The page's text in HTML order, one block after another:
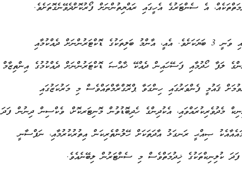
އެ ސެންޓަރުގެ އެހީގައި ރައްޔިތުންނަށް ފޯރުކޮށްދެވޭނެގޮތަށެވެ.
މި ސެންޓަރުގެ ޚިދުމަތް މައިގަނޑު ގޮތެއްގައި ބެހިފައި ވަނީ 3 ބަޔަކަށެވެ. އެއީ، އާންމު ބަލިތަކުގެ ޑޮކްޓަރުންނަށް ދެއްކުމާއި
ލަފާ ހޯދުމާއި ފަސޭހައިން ދެއްކޭ ޚާއްޞަ ޑޮކްޓަރުންނަށް ދެއްކުމުގެ އިންތިޒާމް
ޤައުމީ ފެންވަރުގައި ހިންގަވާ ޕްރޮގްރާމްތައްވެސް މި މަރުކަޒުގައި
މެދުވެރިކުރައްވައި، އެކުދިންގެ ހެދިބޮޑުވުން މޮނިޓަރކޮށް، ވެކްސިން ދިނުން ފަދަ
ޞިއްޙީ ރަނގަޅު އާދަތަކަށް ހޭލުންތެރިކަން އިތުރުކުރުމާއި، ނަފްސާނީ
ފަދަ ކުލިނިކްތަކުގެ ޚިދުމަތްވެސް މި ސެންޓަރުން ލިބޭނެއެވެ.